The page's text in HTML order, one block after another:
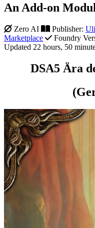
An Add-on
Zero AI Publisher:
Marketplace
Foundry
Updated 22 hours, 50
DSA5 Ära